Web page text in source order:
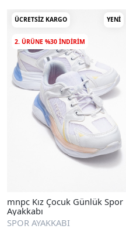
ÜCRETSIZ KARGO YENI
2. ÜRÜNE %30 INDIRIM
mnpc Kız Çocuk Günlük Spor
Ayakkabı
SPOR AYAKKABI